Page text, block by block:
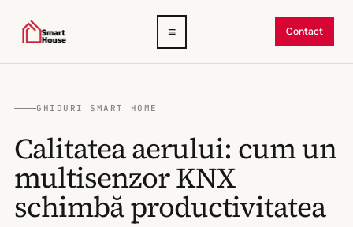
Deschide
meniul
≡ Contact
GHIDURI SMART HOME
Calitatea aerului: cum un
multisenzor KNX
schimbă productivitatea